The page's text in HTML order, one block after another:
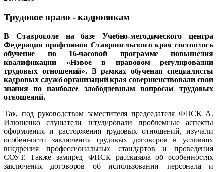
Трудовое право - кадровикам
В Ставрополе на базе Учебно-методического центра
Федерации профсоюзов Ставропольского края состоялось
обучение по 16-часовой программе повышения
квалификации «Новое в правовом регулировании
трудовых отношений». В рамках обучения специалисты
кадровых служб организаций края совершенствовали свои
знания по наиболее злободневным вопросам трудовых
отношений.
Так, под руководством заместителя председателя ФПСК А.
Илющенко слушатели штудировали проблемные аспекты
оформления и расторжения трудовых отношений, изучали
особенности заключения трудовых договоров в условиях
внедрения профессиональных стандартов и проведения
СОУТ. Также зампред ФПСК рассказала об особенностях
заключения договоров об использовании персонала и